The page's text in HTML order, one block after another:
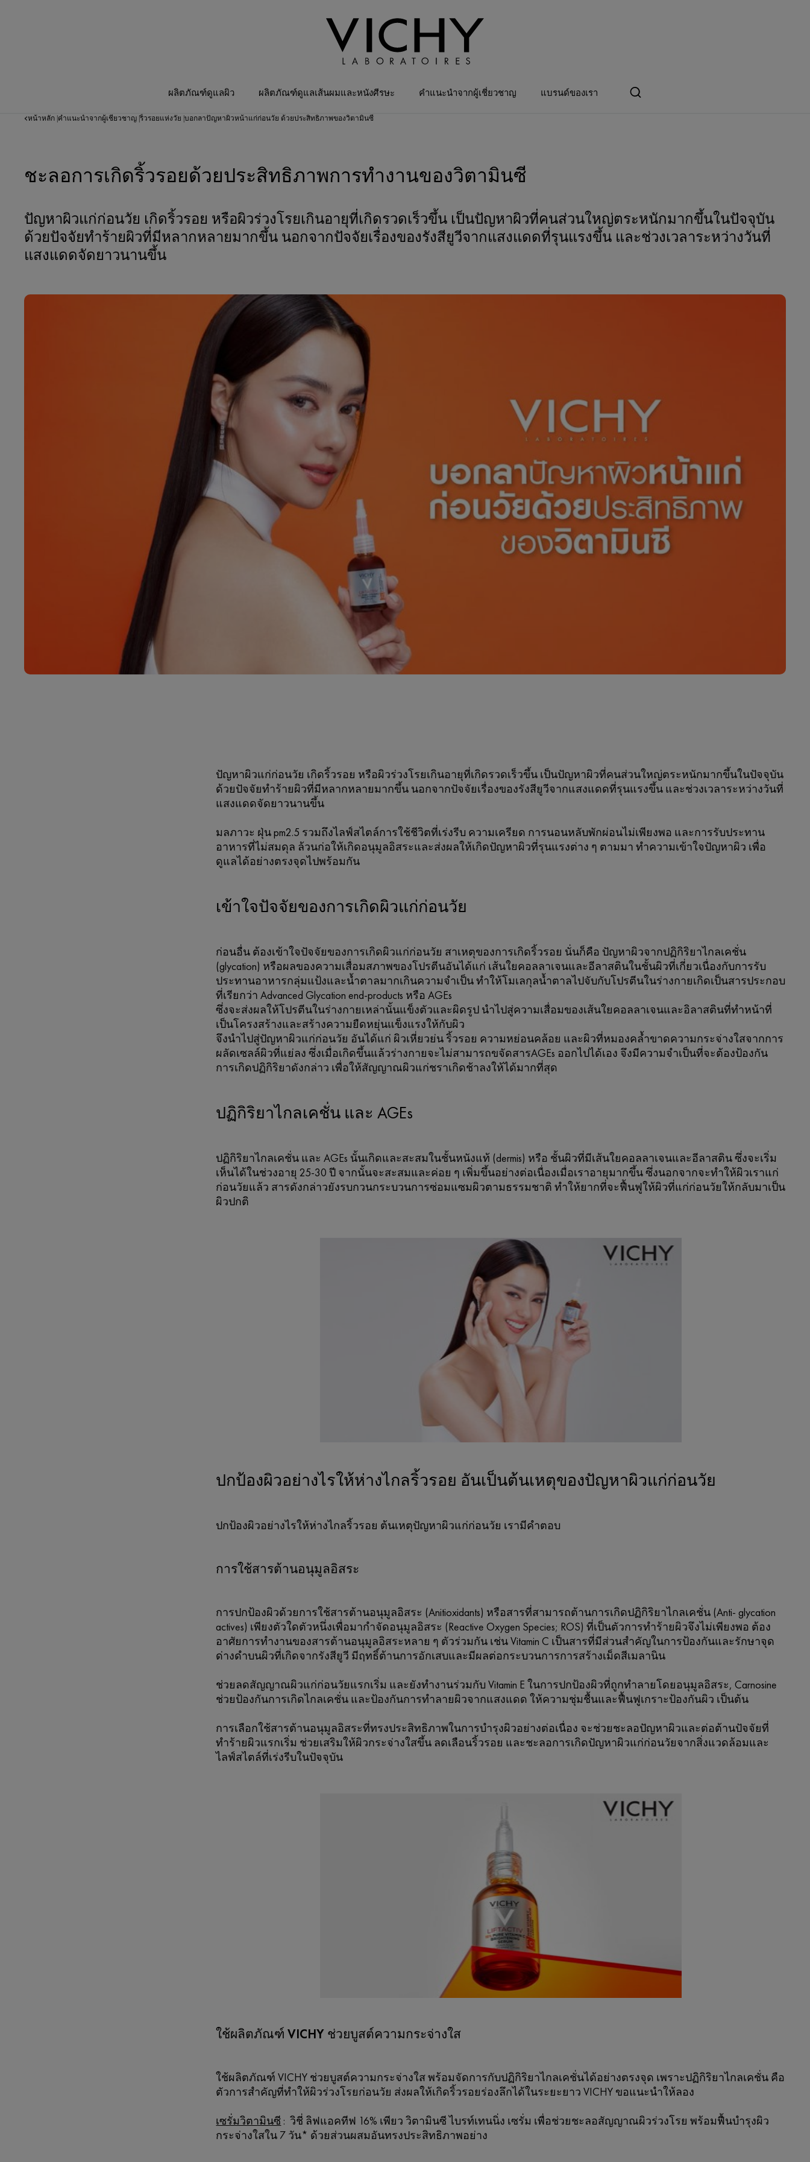
ผลิตภัณฑ์ดูแลผิว ผลิตภัณฑ์ดูแลเส้นผมและหนังศีรษะ คำแนะนำจากผู้เชี่ยวชาญ แบรนด์ของเรา
หน้าหลัก คำแนะนำจากผู้เชี่ยวชาญ ริ้วรอยแห่งวัย บอกลาปัญหาผิวหน้าแก่ก่อนวัย ด้วยประสิทธิภาพของวิตามินซี
ชะลอการเกิดริ้วรอยด้วยประสิทธิภาพการทำงานของวิตามินซี
ปัญหาผิวแก่ก่อนวัย เกิดริ้วรอย หรือผิวร่วงโรยเกินอายุที่เกิดรวดเร็วขึ้น เป็นปัญหาผิวที่คนส่วนใหญ่ตระหนักมากขึ้นในปัจจุบัน
ด้วยปัจจัยทำร้ายผิวที่มีหลากหลายมากขึ้น นอกจากปัจจัยเรื่องของรังสียูวีจากแสงแดดที่รุนแรงขึ้น และช่วงเวลาระหว่างวันที่
แสงแดดจัดยาวนานขึ้น
ปัญหาผิวแก่ก่อนวัย เกิดริ้วรอย หรือผิวร่วงโรยเกินอายุที่เกิดรวดเร็วขึ้น เป็นปัญหาผิวที่คนส่วนใหญ่ตระหนักมากขึ้นในปัจจุบัน
ด้วยปัจจัยทำร้ายผิวที่มีหลากหลายมากขึ้น นอกจากปัจจัยเรื่องของรังสียูวีจากแสงแดดที่รุนแรงขึ้น และช่วงเวลาระหว่างวันที่
แสงแดดจัดยาวนานขึ้น
มลภาวะ ฝุ่น pm2.5 รวมถึงไลฟ์สไตล์การใช้ชีวิตที่เร่งรีบ ความเครียด การนอนหลับพักผ่อนไม่เพียงพอ และการรับประทาน
อาหารที่ไม่สมดุล ล้วนก่อให้เกิดอนุมูลอิสระและส่งผลให้เกิดปัญหาผิวที่รุนแรงต่าง ๆ ตามมา ทำความเข้าใจปัญหาผิว เพื่อ
ดูแลได้อย่างตรงจุดไปพร้อมกัน
เข้าใจปัจจัยของการเกิดผิวแก่ก่อนวัย
ก่อนอื่น ต้องเข้าใจปัจจัยของการเกิดผิวแก่ก่อนวัย สาเหตุของการเกิดริ้วรอย นั่นก็คือ ปัญหาผิวจากปฏิกิริยาไกลเคชั่น
(glycation) หรือผลของความเสื่อมสภาพของโปรตีนอันได้แก่ เส้นใยคอลลาเจนและอีลาสตินในชั้นผิวที่เกี่ยวเนื่องกับการรับ
ประทานอาหารกลุ่มแป้งและน้ำตาลมากเกินความจำเป็น ทำให้โมเลกุลน้ำตาลไปจับกับโปรตีนในร่างกายเกิดเป็นสารประกอบ
ที่เรียกว่า Advanced Glycation end-products หรือ AGEs
ซึ่งจะส่งผลให้โปรตีนในร่างกายเหล่านั้นแข็งตัวและผิดรูป นำไปสู่ความเสื่อมของเส้นใยคอลลาเจนและอิลาสตินที่ทำหน้าที่
เป็นโครงสร้างและสร้างความยืดหยุ่นแข็งแรงให้กับผิว
จึงนำไปสู่ปัญหาผิวแก่ก่อนวัย อันได้แก่ ผิวเหี่ยวย่น ริ้วรอย ความหย่อนคล้อย และผิวที่หมองคล้ำขาดความกระจ่างใสจากการ
ผลัดเซลล์ผิวที่แย่ลง ซึ่งเมื่อเกิดขึ้นแล้วร่างกายจะไม่สามารถขจัดสารAGEs ออกไปได้เอง จึงมีความจำเป็นที่จะต้องป้องกัน
การเกิดปฏิกิริยาดังกล่าว เพื่อให้สัญญาณผิวแก่ชราเกิดช้าลงให้ได้มากที่สุด
ปฏิกิริยาไกลเคชั่น และ AGEs
ปฏิกิริยาไกลเคชั่น และ AGEs นั้นเกิดและสะสมในชั้นหนังแท้ (dermis) หรือ ชั้นผิวที่มีเส้นใยคอลลาเจนและอีลาสติน ซึ่งจะเริ่ม
เห็นได้ในช่วงอายุ 25-30 ปี จากนั้นจะสะสมและค่อย ๆ เพิ่มขึ้นอย่างต่อเนื่องเมื่อเราอายุมากขึ้น ซึ่งนอกจากจะทำให้ผิวเราแก่
ก่อนวัยแล้ว สารดังกล่าวยังรบกวนกระบวนการซ่อมแซมผิวตามธรรมชาติ ทำให้ยากที่จะฟื้นฟูให้ผิวที่แก่ก่อนวัยให้กลับมาเป็น
ผิวปกติ
ปกป้องผิวอย่างไรให้ห่างไกลริ้วรอย อันเป็นต้นเหตุของปัญหาผิวแก่ก่อนวัย
ปกป้องผิวอย่างไรให้ห่างไกลริ้วรอย ต้นเหตุปัญหาผิวแก่ก่อนวัย เรามีคำตอบ
การใช้สารต้านอนุมูลอิสระ
การปกป้องผิวด้วยการใช้สารต้านอนุมูลอิสระ (Anitioxidants) หรือสารที่สามารถต้านการเกิดปฏิกิริยาไกลเคชั่น (Anti- glycation
actives) เพียงตัวใดตัวหนึ่งเพื่อมากำจัดอนุมูลอิสระ (Reactive Oxygen Species; ROS) ที่เป็นตัวการทำร้ายผิวจึงไม่เพียงพอ ต้อง
อาศัยการทำงานของสารต้านอนุมูลอิสระหลาย ๆ ตัวร่วมกัน เช่น Vitamin C เป็นสารที่มีส่วนสำคัญในการป้องกันและรักษาจุด
ด่างดำบนผิวที่เกิดจากรังสียูวี มีฤทธิ์ต้านการอักเสบและมีผลต่อกระบวนการการสร้างเม็ดสีเมลานิน
ช่วยลดสัญญาณผิวแก่ก่อนวัยแรกเริ่ม และยังทำงานร่วมกับ Vitamin E ในการปกป้องผิวที่ถูกทำลายโดยอนุมูลอิสระ, Carnosine
ช่วยป้องกันการเกิดไกลเคชั่น และป้องกันการทำลายผิวจากแสงแดด ให้ความชุ่มชื้นและฟื้นฟูเกราะป้องกันผิว เป็นต้น
การเลือกใช้สารต้านอนุมูลอิสระที่ทรงประสิทธิภาพในการบำรุงผิวอย่างต่อเนื่อง จะช่วยชะลอปัญหาผิวและต่อต้านปัจจัยที่
ทำร้ายผิวแรกเริ่ม ช่วยเสริมให้ผิวกระจ่างใสขึ้น ลดเลือนริ้วรอย และชะลอการเกิดปัญหาผิวแก่ก่อนวัยจากสิ่งแวดล้อมและ
ไลฟ์สไตล์ที่เร่งรีบในปัจจุบัน
ใช้ผลิตภัณฑ์ VICHY ช่วยบูสต์ความกระจ่างใส
ใช้ผลิตภัณฑ์ VICHY ช่วยบูสต์ความกระจ่างใส พร้อมจัดการกับปฏิกิริยาไกลเคชั่นได้อย่างตรงจุด เพราะปฏิกิริยาไกลเคชั่น คือ
ตัวการสำคัญที่ทำให้ผิวร่วงโรยก่อนวัย ส่งผลให้เกิดริ้วรอยร่องลึกได้ในระยะยาว VICHY ขอแนะนำให้ลอง
เซรั่มวิตามินซี : วิชี่ ลิฟแอคทีฟ 16% เพียว วิตามินซี ไบรท์เทนนิ่ง เซรั่ม เพื่อช่วยชะลอสัญญาณผิวร่วงโรย พร้อมฟื้นบำรุงผิว
กระจ่างใสใน 7 วัน* ด้วยส่วนผสมอันทรงประสิทธิภาพอย่าง